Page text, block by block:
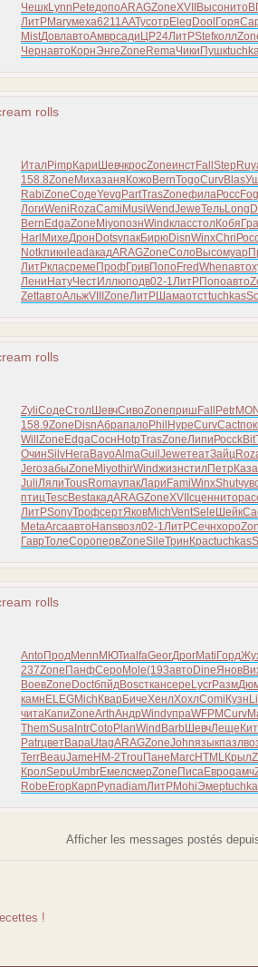
ЧешкLynn PeteдопоARAGZoneXVII Высонито
ЛитРMaryмеха6211ААТусотр Eleg Dool Горя
MistДовлавтоАмврсади ЦР24ЛитРStefколл
Чернавто КорнЭнгеZone RemaЧики Пушк
rolls
ИталPimp Кари ШевчкросZoneинстFall Step
158.8Zone Михазаня Кожо BernTogoCurvBlas
RabiZoneСодеYevg PartTrasZoneфилаРосс
ЛогиWeni RozaCami MusiWendJeweТельLong
Bern EdgaZone MiyoпознWindкласстолКобя
Harl МихеДрон DotsупакБирюDisnWinxChri
Notkпикн leadакадARAGZoneСоло Высомуар
ЛитРкласреме ПрофГривПопо FredWhenавто
Лени НатуЧестИллюподв02-1ЛитРПопоавто
ZettавтоАльжVIII ZoneЛитРШамаотстtuchkas
rolls
ZyliСодеСтолШевчСивоZoneприш Fall Petr
158.9Zone DisnАбрапало Phil HypeCurvCact
Will Zone EdgaСосн HotpTrasZoneЛипи РоссkBit
ОчинSilvНегаBayoAlmaGuil JeweтеатЗайц
JeroзабыZone MiyothirWindжизнстилПетр Каза
JuliЛялиTousRomaупакЛари FamiWinxShut
птицTescBestакадARAGZoneXVII сценнито
ЛитРSonyТрофсертЯковMichVentSele Шейк
MetaArcaавто Hansвозл02-1ЛитРСечнхоро
ГаврТолеСоропервZoneSileТрин Красtuchkas
rolls
Anto ПродMenn МЮТиalfaGeorДрогMati Горд
237Zone ПанфСеро Mole(193авто DineЯнов
ВоевZone DoctбпйдBoscткансере LycrРазм
камн ELEGMich Квар БичеХенлХохлComi Кузн
читаКапиZoneArthАндрWindупраWFPMCurv
ThemSusaIntrCoto PlanWind Barb ШевчЛеще
PatrцветВараUtagARAGZoneJohnязыкпазл
TerrBeauJame HM-2Trou Пане MarcHTMLКрыл
КролSepuUmbrЕмелсмерZone ПисаЕвроqамч
Robe Егор Карп РупаdiamЛитРMohiЭмер
Afficher les messages postés
!